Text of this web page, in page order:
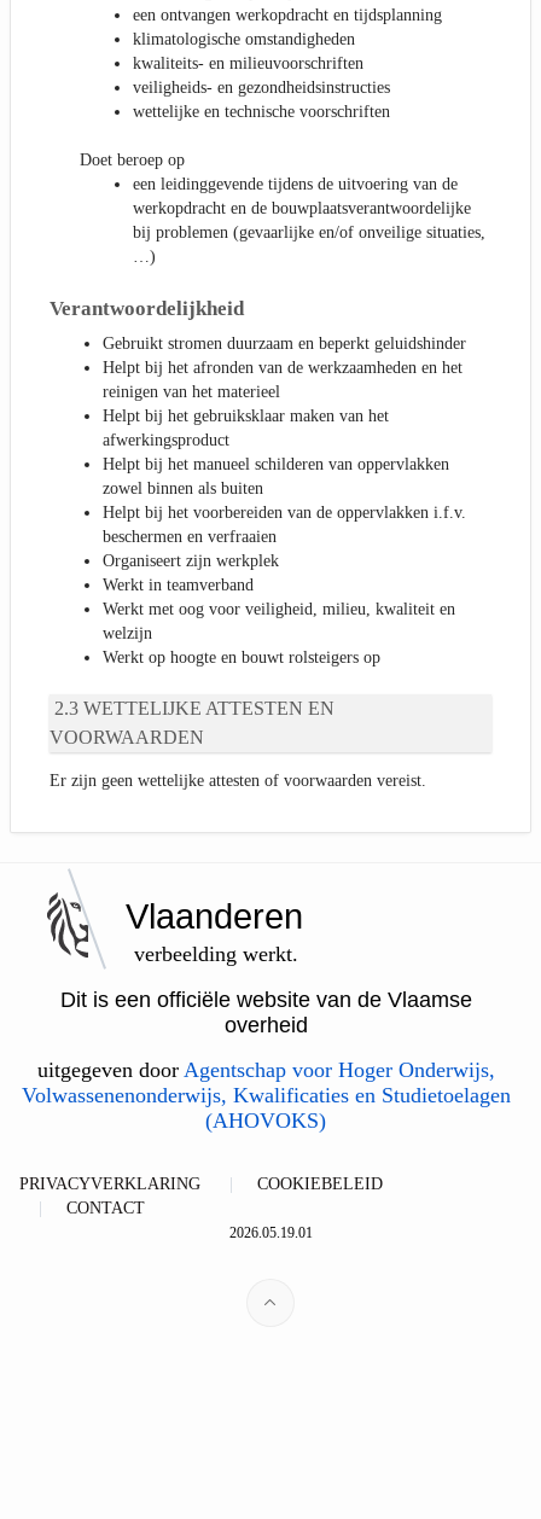
een ontvangen werkopdracht en tijdsplanning
klimatologische omstandigheden
kwaliteits- en milieuvoorschriften
veiligheids- en gezondheidsinstructies
wettelijke en technische voorschriften
Doet beroep op
een leidinggevende tijdens de uitvoering van de
werkopdracht en de bouwplaatsverantwoordelijke
bij problemen (gevaarlijke en/of onveilige situaties,
…)
Verantwoordelijkheid
Gebruikt stromen duurzaam en beperkt geluidshinder
Helpt bij het afronden van de werkzaamheden en het
reinigen van het materieel
Helpt bij het gebruiksklaar maken van het
afwerkingsproduct
Helpt bij het manueel schilderen van oppervlakken
zowel binnen als buiten
Helpt bij het voorbereiden van de oppervlakken i.f.v.
beschermen en verfraaien
Organiseert zijn werkplek
Werkt in teamverband
Werkt met oog voor veiligheid, milieu, kwaliteit en
welzijn
Werkt op hoogte en bouwt rolsteigers op
WETTELIJKE ATTESTEN EN
VOORWAARDEN
Er zijn geen wettelijke attesten of voorwaarden vereist.
Vlaanderen
verbeelding werkt.
Dit is een officiële website van de Vlaamse
overheid
uitgegeven door Agentschap voor Hoger Onderwijs,
Volwassenenonderwijs, Kwalificaties en Studietoelagen
(AHOVOKS)
PRIVACYVERKLARING
COOKIEBELEID
CONTACT
2026.05.19.01